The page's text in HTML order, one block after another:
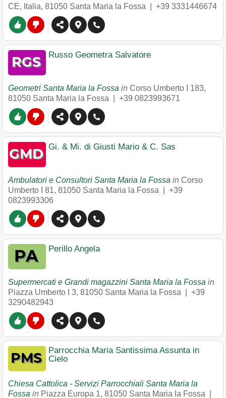
CE, Italia, 81050 Santa Maria la Fossa +39 3331446674
Russo Geometra Salvatore
Geometri Santa Maria la Fossa in Corso Umberto I 183,
81050 Santa Maria la Fossa +39 0823993671
Gi. & Mi. di Giusti Mario & C. Sas
Ambulatori e Consultori Santa Maria la Fossa in Corso
Umberto I 81, 81050 Santa Maria la Fossa
+39
0823993306
Perillo Angela
Supermercati e Grandi magazzini Santa Maria la Fossa in
Piazza Umberto I 3, 81050 Santa Maria la Fossa
+39
3290482943
Parrocchia Maria Santissima Assunta in
Cielo
Chiesa Cattolica - Servizi Parrocchiali Santa Maria la
Fossa in Piazza Europa 1, 81050 Santa Maria la Fossa